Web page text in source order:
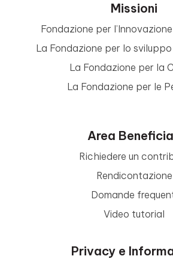
Missioni
Fondazione per
La Fondazione per lo
La Fondazione per la
La Fondazione per le
Area
Richiedere un
Rendicontazione
Domande
Video tutorial
Privacy e